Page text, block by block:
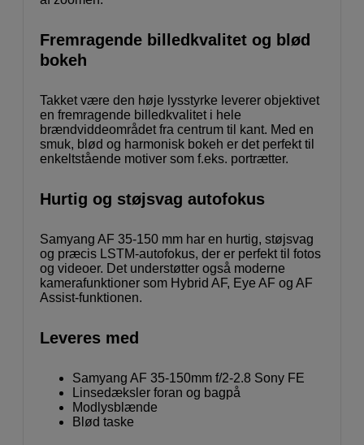
Fremragende billedkvalitet og blød
bokeh
Takket være den høje lysstyrke leverer objektivet
en fremragende billedkvalitet i hele
brændviddeområdet fra centrum til kant. Med en
smuk, blød og harmonisk bokeh er det perfekt til
enkeltstående motiver som f.eks. portrætter.
Hurtig og støjsvag autofokus
Samyang AF 35-150 mm har en hurtig, støjsvag
og præcis LSTM-autofokus, der er perfekt til fotos
og videoer. Det understøtter også moderne
kamerafunktioner som Hybrid AF, Eye AF og AF
Assist-funktionen.
Leveres med
Samyang AF 35-150mm f/2-2.8 Sony FE
Linsedæksler foran og bagpå
Modlysblænde
Blød taske